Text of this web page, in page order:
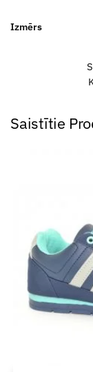
Izmērs
Saistītie